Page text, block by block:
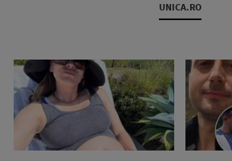
UNICA.RO